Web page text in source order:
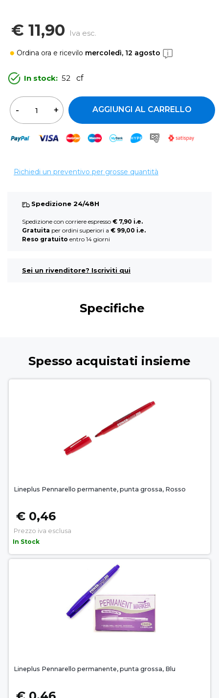
€ 11,90 Iva esc.
Ordina ora e ricevilo mercoledì, 12 agosto
In stock: 52 cf
AGGIUNGI AL CARRELLO
Richiedi un preventivo per grosse quantità
Spedizione 24/48H
Spedizione con corriere espresso € 7,90 i.e.
Gratuita per ordini superiori a € 99,00 i.e.
Reso gratuito entro 14 giorni
Sei un rivenditore? Iscriviti qui
Specifiche
Spesso acquistati insieme
Lineplus Pennarello permanente, punta grossa, Rosso
€ 0,46
Prezzo iva esclusa
In Stock
Lineplus Pennarello permanente, punta grossa, Blu